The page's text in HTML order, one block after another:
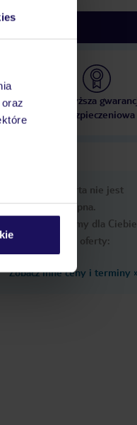
50
Najwyższa
ubezpieczeniowa
Ups, ta oferta nie jest
dostępna.
Przygotowaliśmy dla Ciebie
podobne oferty:
Zobacz inne ceny i terminy